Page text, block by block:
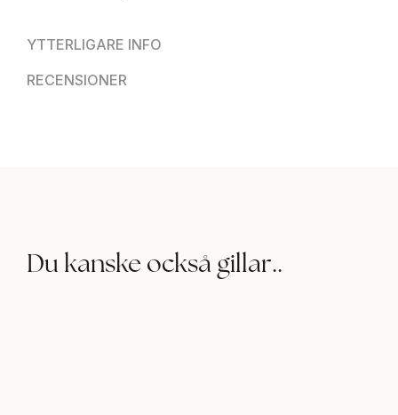
YTTERLIGARE INFO
RECENSIONER
Du kanske också gillar..